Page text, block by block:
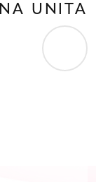
UNITA